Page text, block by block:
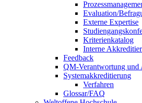
Evaluation/
Externe Expertise
Kriterienkatalog
Interne
Feedback
QM-Verantwortung und
Systemakkreditierung
Verfahren
Glossar/FAQ